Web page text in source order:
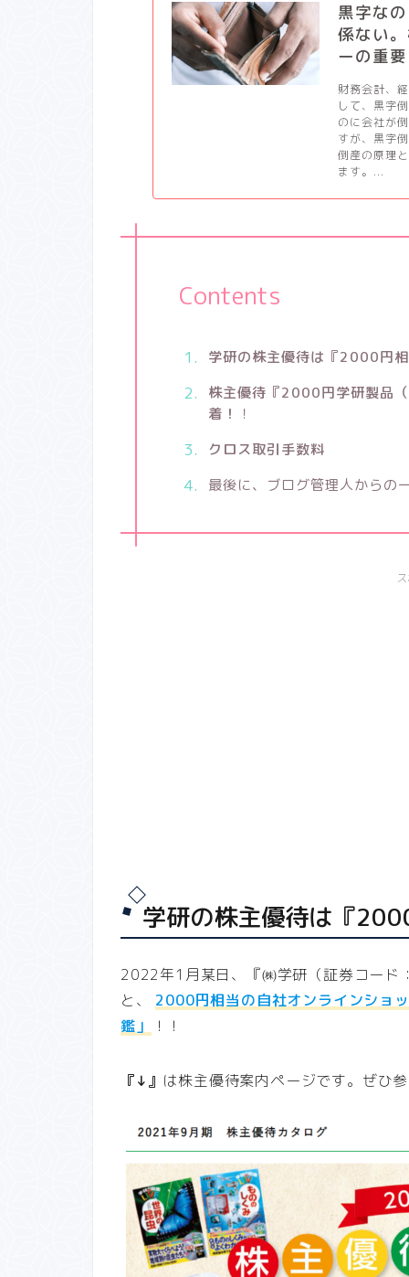
黒字な
係ない
ーの重
財務会計、
して、黒字
のに会社が
すが、黒字
倒産の原理
ます。...
Contents
学研の株主優待は『2000円
株主優待『2000円学研製品
着！
！
クロス取引手数料
最後に、ブログ管理人からの
学研の株主優待は『
2022年1月某日、『㈱学研（証券コー
と、 2000円相当の自社オンラインショ
鑑」
！！
『↓』 は株主優待案内ページです。ぜひ